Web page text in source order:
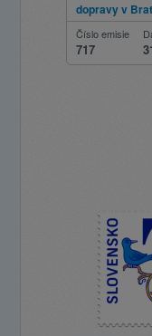
dopravy v
Číslo emisie
717